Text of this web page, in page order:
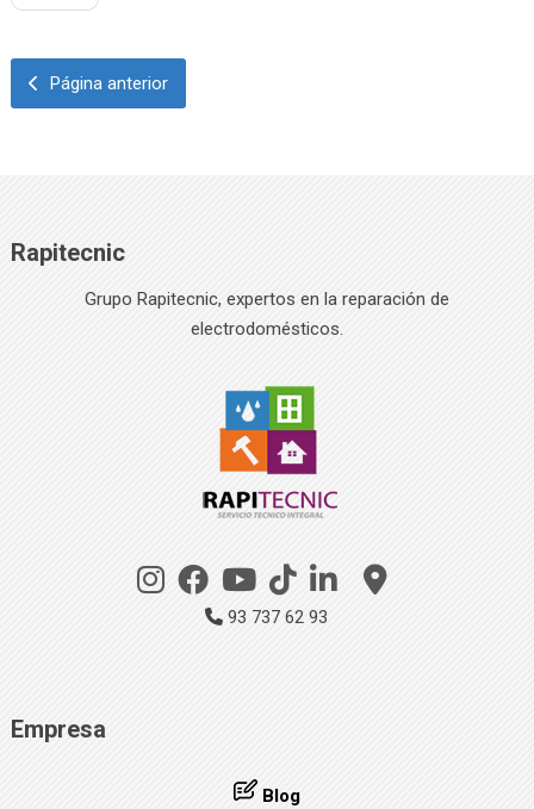
Página anterior
Rapitecnic
Grupo Rapitecnic, expertos en la reparación de
electrodomésticos.
93 737 62 93
Empresa
Blog